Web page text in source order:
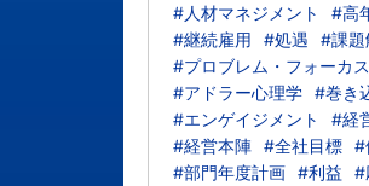
#人材マネジメント
#高
#継続雇用
#処遇
#課題
#プロブレム・フォーカス
#アドラー心理学 #巻き
#エンゲイジメント
#経
#経営本陣 #全社目標 #
#部門年度計画 #利益
#